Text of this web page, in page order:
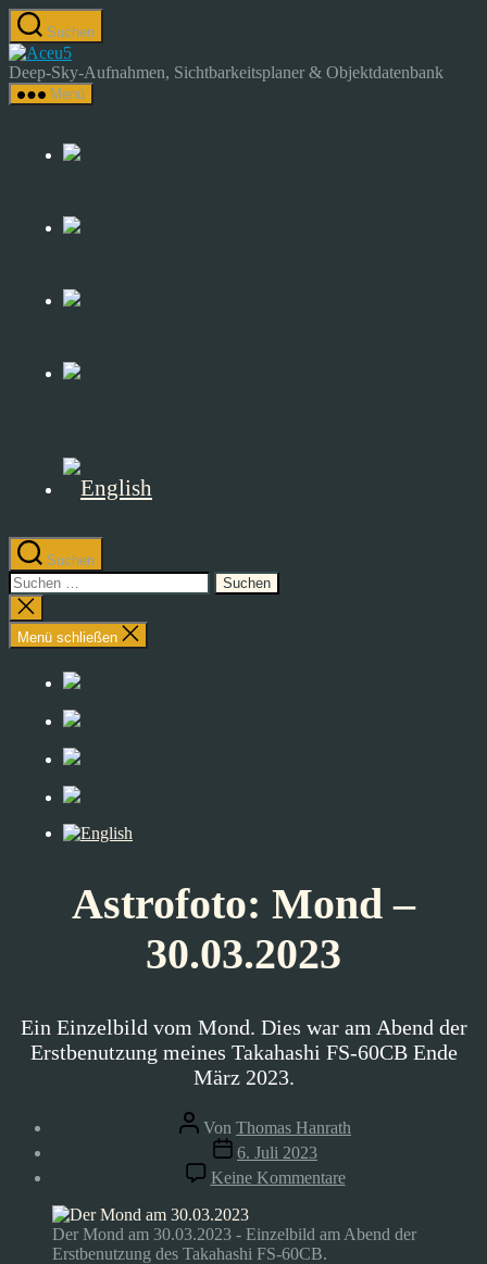
Zum
Inhalt
springen
Suchen
Astrocamp
–
Astrofotografie
Sky-
Deep-Sky-Aufnahmen, Sichtbarkeitsplaner & Objektdatenbank
Menü
Suchen
Suchen
nach:
Suche
schließen
Menü schließen
Astrofoto: Mond –
30.03.2023
Ein Einzelbild vom Mond. Dies war am Abend der
Erstbenutzung meines Takahashi FS-60CB Ende
März 2023.
Beitragsautor
Von Thomas Hanrath
Veröffentlichungsdatum
6. Juli 2023
Keine Kommentarezu
Astrofoto:
–
Der Mond am 30.03.2023 - Einzelbild am Abend der
Erstbenutzung des Takahashi FS-60CB.